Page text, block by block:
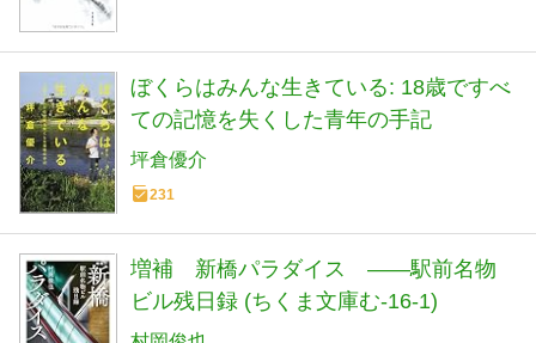
ぼくらはみんな生きている: 18歳ですべ
ての記憶を失くした青年の手記
坪倉優介
231
増補 新橋パラダイス ――駅前名物
ビル残日録 (ちくま文庫む-16-1)